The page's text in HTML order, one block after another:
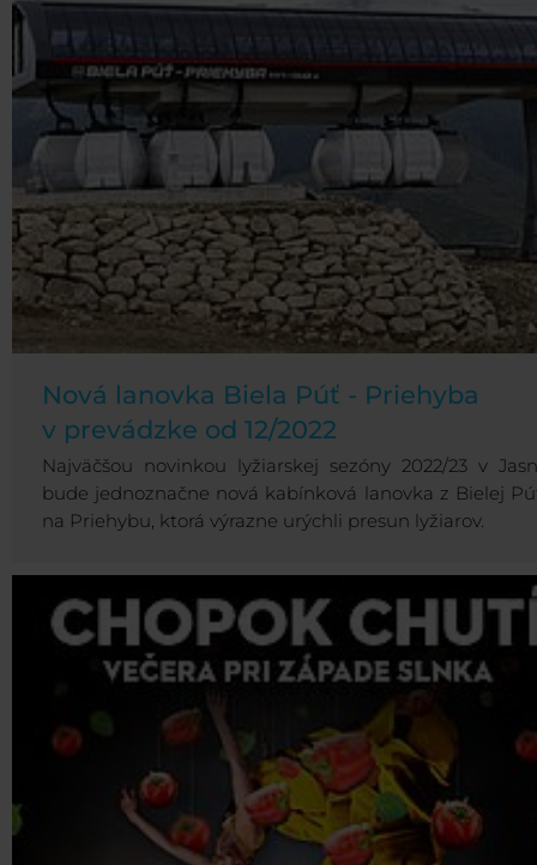
Nová lanovka Biela Púť - Priehyba
v prevádzke od 12/2022
Najväčšou novinkou lyžiarskej sezóny 2022/23 v
bude jednoznačne nová kabínková lanovka z Bielej
na Priehybu, ktorá výrazne urýchli presun lyžiarov.